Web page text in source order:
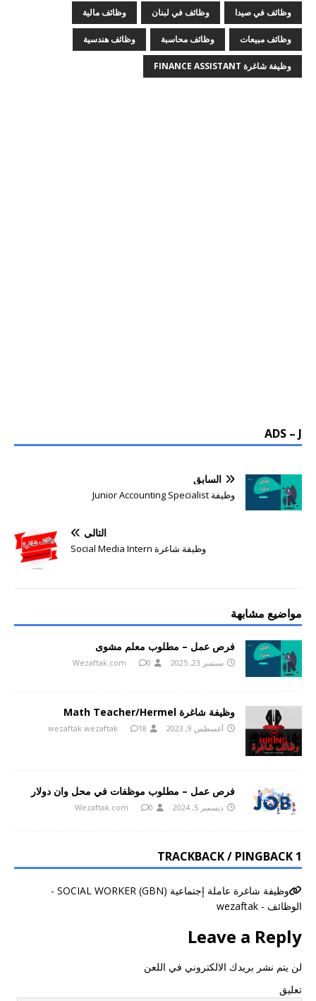
وظائف في صيدا وظائف في لبنان وظائف مالية
وظائف مبيعات وظائف محاسبة وظائف هندسية
وظيفة شاغرة FINANCE ASSISTANT
ADS – J
السابق
وظيفة Junior Accounting Specialist
التالي
وظيفة شاغرة Social Media Intern
مواضيع مشابهة
فرص عمل – مطلوب معلم مشوى
سبتمبر 23, 2025 Wezaftak.com 0
وظيفة شاغرة Math Teacher/Hermel
أغسطس 9, 2023 wezaftak wezaftak 18
فرص عمل – مطلوب موظفات في محل وان دولار
ديسمبر 5, 2024 Wezaftak.com 0
1 TRACKBACK / PINGBACK
وظيفة شاغرة عاملة إجتماعية SOCIAL WORKER (GBN) -
الوظائف - wezaftak
Leave a Reply
لن يتم نشر بريدك الالكتروني في اللعن
تعليق